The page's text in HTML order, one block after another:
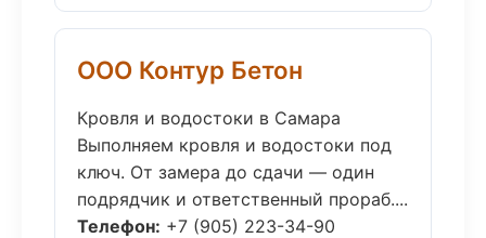
ООО Контур Бетон
Кровля и водостоки в Самара
Выполняем кровля и водостоки под
ключ. От замера до сдачи — один
подрядчик и ответственный прораб....
Телефон: +7 (905) 223-34-90